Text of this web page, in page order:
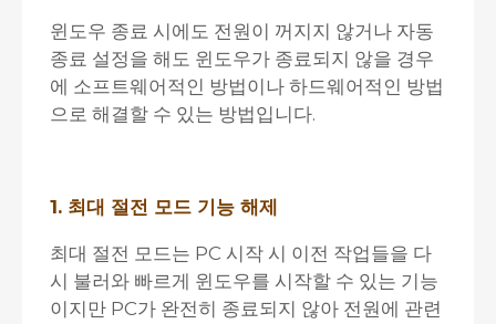
윈도우 종료 시에도 전원이 꺼지지 않거나 자동
종료 설정을 해도 윈도우가 종료되지 않을 경우
에 소프트웨어적인 방법이나 하드웨어적인 방법
으로 해결할 수 있는 방법입니다.
1. 최대 절전 모드 기능 해제
최대 절전 모드는 PC 시작 시 이전 작업들을 다
시 불러와 빠르게 윈도우를 시작할 수 있는 기능
이지만 PC가 완전히 종료되지 않아 전원에 관련